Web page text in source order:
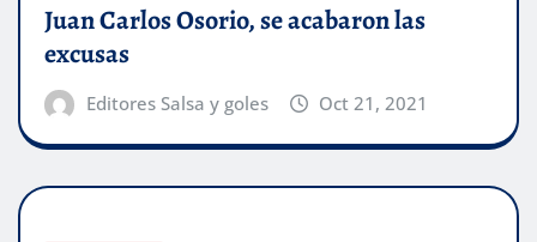
Juan Carlos Osorio, se acabaron las
excusas
Editores Salsa y goles Oct 21, 2021